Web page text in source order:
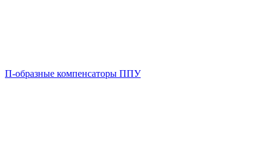
П-образные компенсаторы ППУ